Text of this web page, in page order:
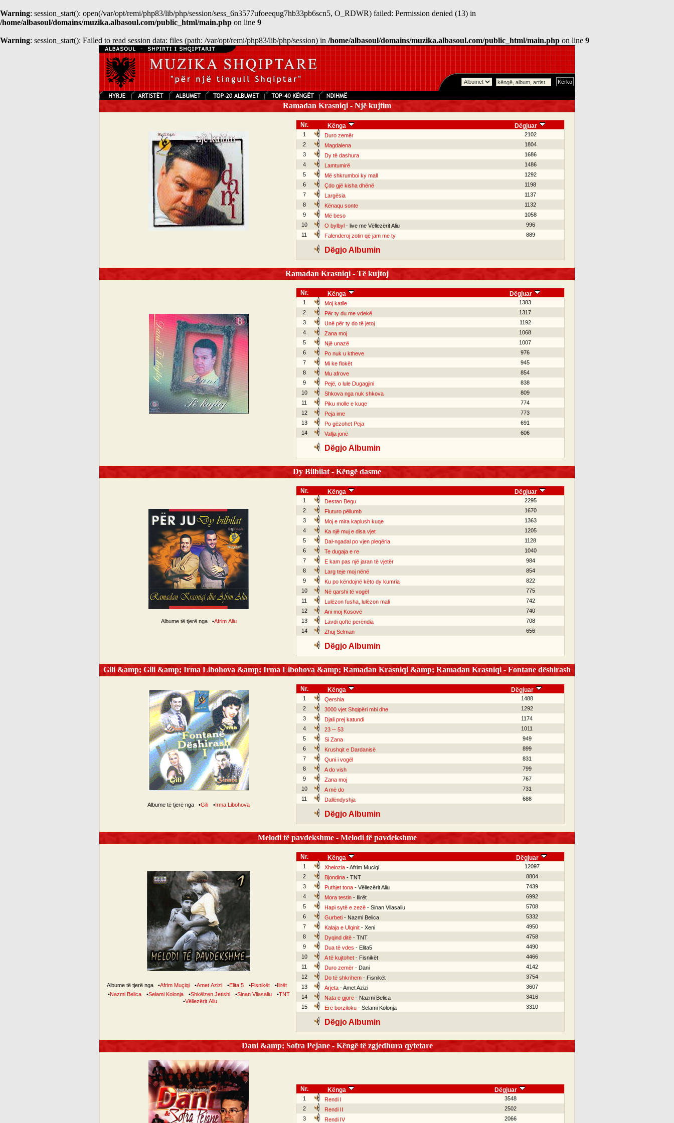
Warning: session_start(): open(/var/opt/remi/php83/lib/php/session/sess_6n3577ufoeequg7hb33pb6scn5, O_RDWR) failed: Permission denied (13) in
/home/albasoul/domains/muzika.albasoul.com/public_html/main.php on line 9
Warning: session_start(): Failed to read session data: files (path: /var/opt/remi/php83/lib/php/session) in /home/albasoul/domains/muzika.albasoul.com/public_html/main.php on line 9
Ramadan Krasniqi - Një kujtim
Nr. Kënga Dëgjuar
1 Duro zemër
2102
2
Magdalena
1804
3
Dy të dashura
1686
4
Lamtumirë
1486
5
Më shkrumboi ky mall
1292
6
Çdo gjë kisha dhënë
1198
7
Largësia
1137
8
Kënaqu sonte
1132
9
Më beso
1058
10
O bylbyl- live me Vëllezërit Aliu
996
11
Falenderoj zotin që jam me ty 889
Dëgjo Albumin
Ramadan Krasniqi - Të kujtoj
Nr. Kënga Dëgjuar
1 Moj katile
1383
2
Për ty du me vdekë
1317
3
Unë për ty do të jetoj
1192
4
Zana moj
1068
5
Një unazë
1007
6
Po nuk u ktheve
976
7
Mi ke flokët
945
8
Mu afrove
854
9
Pejë, o lule Dugagjini
838
10
Shkova nga nuk shkova
809
11
Piku molle e kuqe
774
12
Peja ime
773
13
Po gëzohet Peja
691
14
Vallja jonë 606
Dëgjo Albumin
Dy Bilbilat - Këngë dasme
Albume të tjerë nga •Afrim Aliu
Nr. Kënga Dëgjuar
1 Destan Begu
2295
2
Fluturo pëllumb
1670
3
Moj e mira kaplush kuqe
1363
4
Ka një muj e disa vjet
1205
5
Dal-ngadal po vjen pleqëria
1128
6
Te dugaja e re
1040
7
E kam pas një jaran të vjetër
984
8
Larg teje moj nënë
854
9
Ku po këndojnë këto dy kumria
822
10
Në qarshi të vogël
775
11
Lulëzon fusha, lulëzon mali
742
12
Ani moj Kosovë
740
13
Lavdi qoftë perëndia
708
14
Zhuj Selman 656
Dëgjo Albumin
Gili &amp; Gili &amp; Irma Libohova &amp; Irma Libohova &amp; Ramadan Krasniqi &amp; Ramadan Krasniqi - Fontane dëshirash
Albume të tjerë nga •Gili •Irma Libohova
Nr. Kënga Dëgjuar
1 Qershia
1488
2
3000 vjet Shqipëri mbi dhe
1292
3
Djali prej katundi
1174
4
23 -- 53
1011
5
Si Zana
949
6
Krushqit e Dardanisë
899
7
Quni i vogël
831
8
A do vish
799
9
Zana moj
767
10
A më do
731
11
Dallëndyshja 688
Dëgjo Albumin
Melodi të pavdekshme - Melodi të pavdekshme
Albume të tjerë nga •Afrim Muçiqi •Amet Azizi •Elita 5 •Fisnikët •Ilirët
•Nazmi Belica •Selami Kolonja •Shkëlzen Jetishi •Sinan Vllasaliu •TNT
•Vëllezërit Aliu
Nr. Kënga Dëgjuar
1 Xhelozia- Afrim Muciqi
12097
2
Bjondina- TNT
8804
3
Puthjet tona- Vëllezërit Aliu
7439
4
Mora testin- Ilirët
6992
5
Hapi sytë e zezë- Sinan Vllasaliu
5708
6
Gurbeti- Nazmi Belica
5332
7
Kalaja e Ulqinit- Xeni
4950
8
Dyqind ditë- TNT
4758
9
Dua të vdes - Elita5
4490
10
A të kujtohet- Fisnikët
4466
11
Duro zemër- Dani
4142
12
Do të shkrihem- Fisnikët
3754
13
Arjeta- Amet Azizi
3607
14
Nata e gjorë- Nazmi Belica
3416
15
Erë borziloku- Selami Kolonja 3310
Dëgjo Albumin
Dani &amp; Sofra Pejane - Këngë të zgjedhura qytetare
Nr. Kënga Dëgjuar
1 Rendi I
3548
2
Rendi II
2502
3
Rendi IV 2066